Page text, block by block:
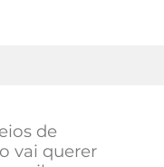
de
vai querer